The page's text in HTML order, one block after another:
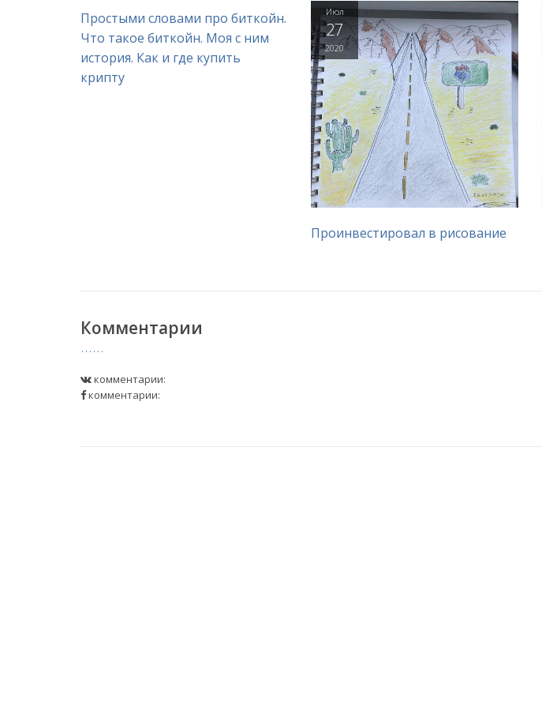
Простыми словами про биткойн.
Что такое биткойн. Моя с ним
история. Как и где купить
крипту
Июл
27
2020
Проинвестировал в рисование
Комментарии
комментарии:
комментарии: